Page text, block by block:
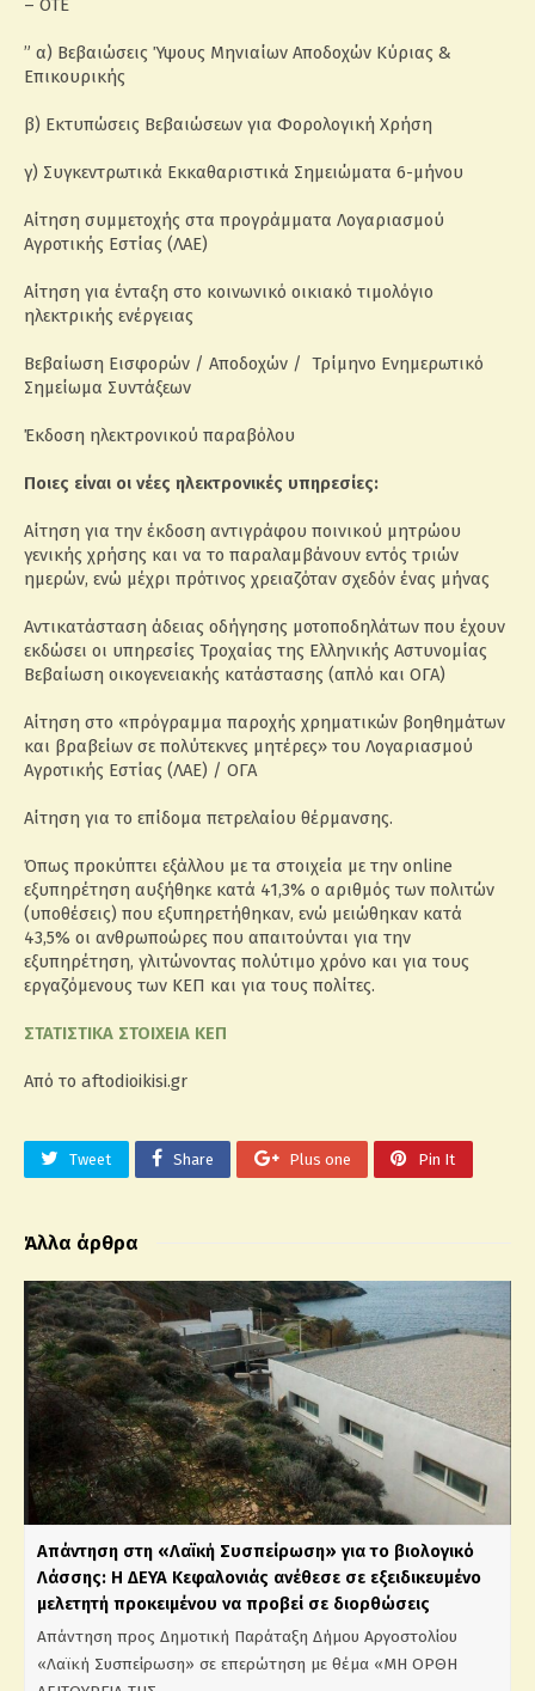
” α) Βεβαιώσεις Ύψους Μηνιαίων Αποδοχών Κύριας &
Επικουρικής
β) Εκτυπώσεις Βεβαιώσεων για Φορολογική Χρήση
γ) Συγκεντρωτικά Εκκαθαριστικά Σημειώματα 6-μήνου
Αίτηση συμμετοχής στα προγράμματα Λογαριασμού
Αγροτικής Εστίας (ΛΑΕ)
Αίτηση για ένταξη στο κοινωνικό οικιακό τιμολόγιο
ηλεκτρικής ενέργειας
Βεβαίωση Εισφορών / Αποδοχών / Τρίμηνo Ενημερωτικό
Σημείωμα Συντάξεων
Έκδοση ηλεκτρονικού παραβόλου
Ποιες είναι οι νέες ηλεκτρονικές υπηρεσίες:
Αίτηση για την έκδοση αντιγράφου ποινικού μητρώου
γενικής χρήσης και να το παραλαμβάνουν εντός τριών
ημερών, ενώ μέχρι πρότινος χρειαζόταν σχεδόν ένας μήνας
Αντικατάσταση άδειας οδήγησης μοτοποδηλάτων που έχουν
εκδώσει οι υπηρεσίες Τροχαίας της Ελληνικής Αστυνομίας
Βεβαίωση οικογενειακής κατάστασης (απλό και ΟΓΑ)
Αίτηση στο «πρόγραμμα παροχής χρηματικών βοηθημάτων
και βραβείων σε πολύτεκνες μητέρες» του Λογαριασμού
Αγροτικής Εστίας (ΛΑΕ) / ΟΓΑ
Αίτηση για το επίδομα πετρελαίου θέρμανσης.
Όπως προκύπτει εξάλλου με τα στοιχεία με την online
εξυπηρέτηση αυξήθηκε κατά 41,3% ο αριθμός των πολιτών
(υποθέσεις) που εξυπηρετήθηκαν, ενώ μειώθηκαν κατά
43,5% οι ανθρωποώρες που απαιτούνται για την
εξυπηρέτηση, γλιτώνοντας πολύτιμο χρόνο και για τους
εργαζόμενους των ΚΕΠ και για τους πολίτες.
ΣΤΑΤΙΣΤΙΚΑ ΣΤΟΙΧΕΙΑ ΚΕΠ
Από το aftodioikisi.gr
Tweet Share Plus one Pin It
Άλλα άρθρα
Απάντηση στη «Λαϊκή Συσπείρωση» για το βιολογικό
Λάσσης: Η ΔΕΥΑ Κεφαλονιάς ανέθεσε σε εξειδικευμένο
μελετητή προκειμένου να προβεί σε διορθώσεις
Απάντηση προς Δημοτική Παράταξη Δήμου Αργοστολίου
«Λαϊκή Συσπείρωση» σε επερώτηση με θέμα «ΜΗ ΟΡΘΗ